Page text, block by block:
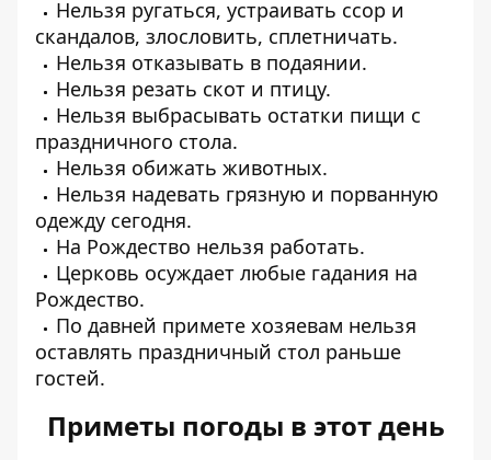
Нельзя ругаться, устраивать ссор и
скандалов, злословить, сплетничать.
Нельзя отказывать в подаянии.
Нельзя резать скот и птицу.
Нельзя выбрасывать остатки пищи с
праздничного стола.
Нельзя обижать животных.
Нельзя надевать грязную и порванную
одежду сегодня.
На Рождество нельзя работать.
Церковь осуждает любые гадания на
Рождество.
По давней примете хозяевам нельзя
оставлять праздничный стол раньше
гостей.
Приметы погоды в этот день